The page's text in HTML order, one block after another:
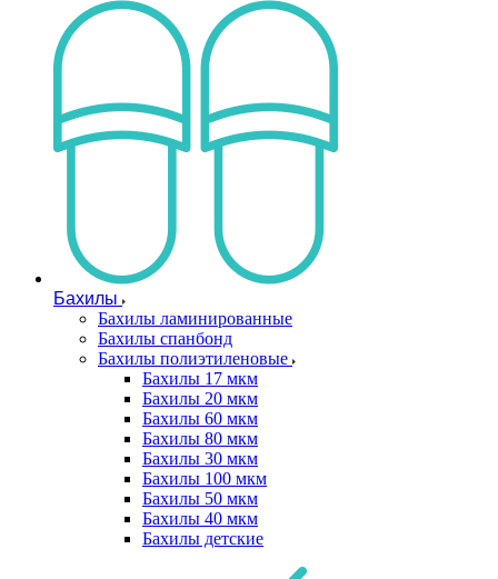
Бахилы
Бахилы ламинированные
Бахилы спанбонд
Бахилы полиэтиленовые
Бахилы 17 мкм
Бахилы 20 мкм
Бахилы 60 мкм
Бахилы 80 мкм
Бахилы 30 мкм
Бахилы 100 мкм
Бахилы 50 мкм
Бахилы 40 мкм
Бахилы детские